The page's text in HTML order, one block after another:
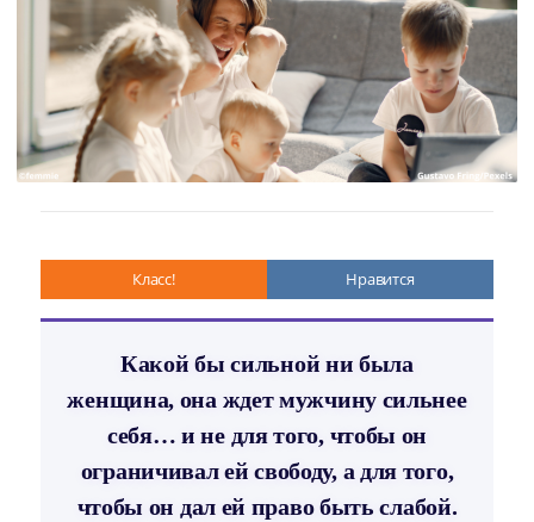
Класс! Нравится
Какой бы сильной ни была
женщина, она ждет мужчину сильнее
себя… и не для того, чтобы он
ограничивал ей свободу, а для того,
чтобы он дал ей право быть слабой.